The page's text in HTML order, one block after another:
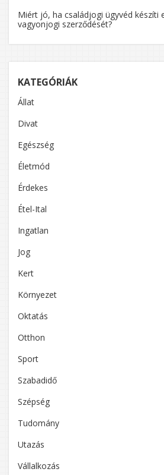
Miért jó, ha családjogi ügyvéd készíti
vagyonjogi szerződését?
KATEGÓRIÁK
Állat
Divat
Egészség
Életmód
Érdekes
Étel-Ital
Ingatlan
Jog
Kert
Környezet
Oktatás
Otthon
Sport
Szabadidő
Szépség
Tudomány
Utazás
Vállalkozás